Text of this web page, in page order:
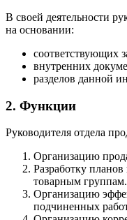
В своей деятельности
на основании:
соответствующих
внутренних
разделов данной
2. Функции
Руководителя отдела
Организацию
Разработку
товарным группам.
Организацию
подчиненных